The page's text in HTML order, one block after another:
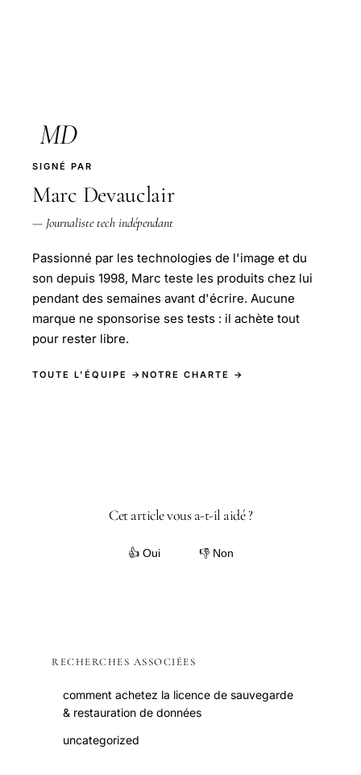
MD
SIGNÉ PAR
Marc Devauclair
— Journaliste tech indépendant
Passionné par les technologies de l'image et du
son depuis 1998, Marc teste les produits chez lui
pendant des semaines avant d'écrire. Aucune
marque ne sponsorise ses tests : il achète tout
pour rester libre.
TOUTE L'ÉQUIPE → NOTRE CHARTE →
Cet article vous a-t-il aidé ?
👍 Oui 👎 Non
RECHERCHES ASSOCIÉES
comment achetez la licence de sauvegarde
& restauration de données
uncategorized